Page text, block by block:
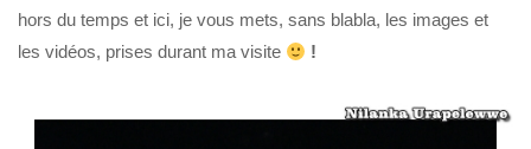
hors du temps et ici, je vous mets, sans blabla, les images et
les vidéos, prises durant ma visite
!